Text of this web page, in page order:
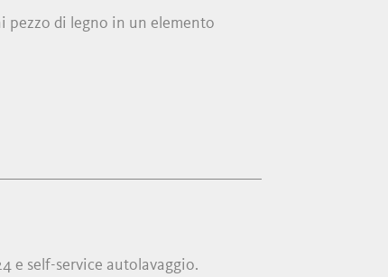
pezzo di legno in un elemento
e self-service autolavaggio.